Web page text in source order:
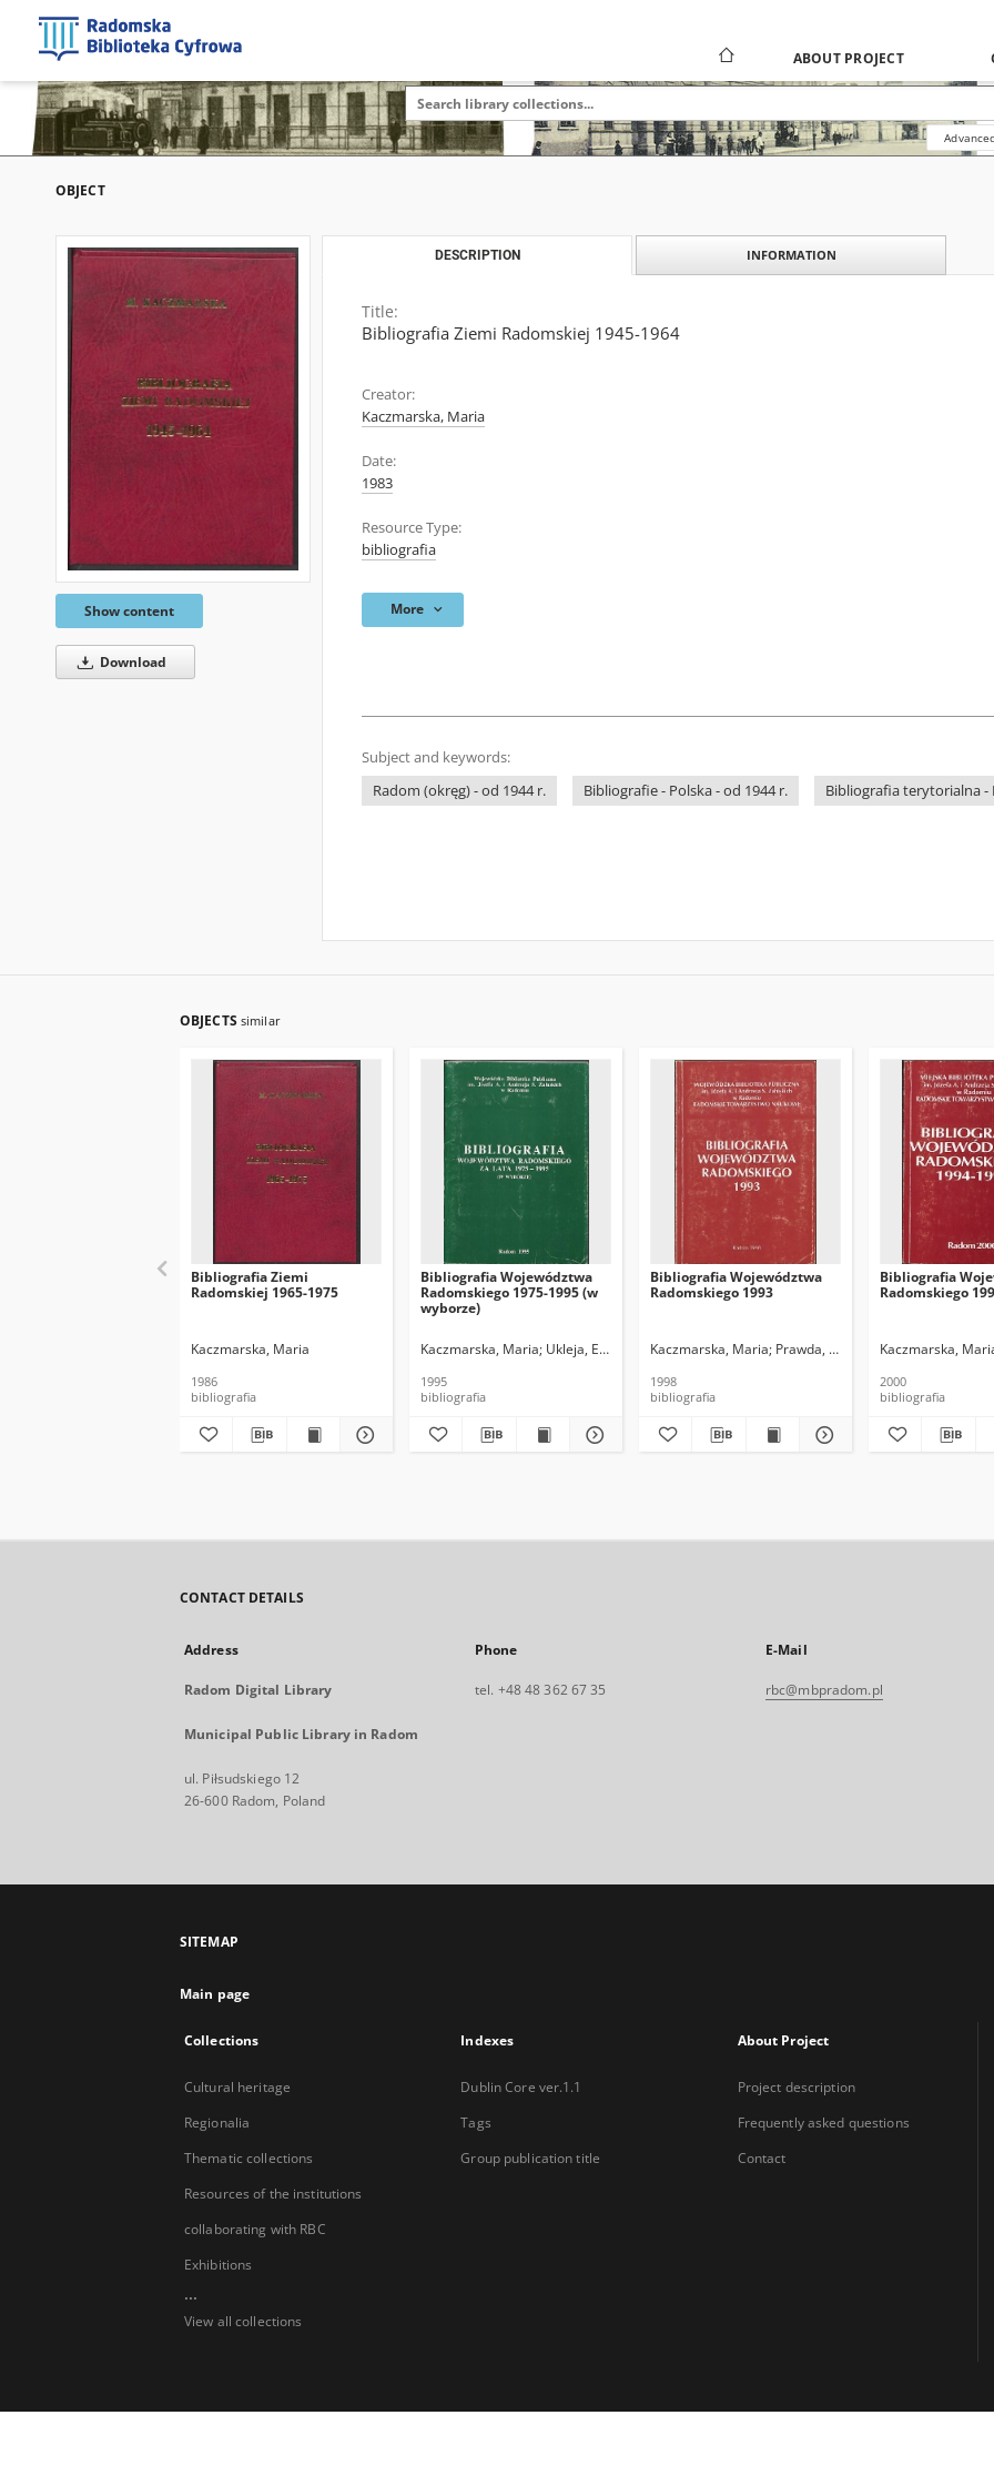
ABOUT PROJECT
OBJECT
Show content
Download
DESCRIPTION INFORMATION
Title:
Bibliografia Ziemi Radomskiej 1945-1964
Creator:
Kaczmarska, Maria
Date:
1983
Resource Type:
bibliografia
More
Subject and keywords:
Radom (okręg) - od 1944 r.
Bibliografie - Polska - od 1944 r. Bibliografia terytorialna -
OBJECTS similar
Bibliografia Ziemi
Radomskiej 1965-1975
Kaczmarska, Maria
1986
bibliografia
Bibliografia Województwa
Radomskiego 1975-1995 (w
wyborze)
Kaczmarska, Maria Ukleja, Ewa
1995
bibliografia
Bibliografia Województwa
Radomskiego 1993
Kaczmarska, Maria Prawda, Dorota Ukleja, Ewa
1998
bibliografia
Bibliografia
Radomskiego
Kaczmarska,
2000
bibliografia
CONTACT DETAILS
Address
Radom Digital Library
Municipal Public Library in Radom
ul. Piłsudskiego 12
26-600 Radom, Poland
Phone
tel. +48 48 362 67 35
E-Mail
rbc@mbpradom.pl
SITEMAP
Main page
Collections
Cultural heritage
Regionalia
Thematic collections
Resources of the institutions
collaborating with RBC
Exhibitions
...
View all collections
Indexes
Dublin Core ver.1.1
Tags
Group publication title
About Project
Project description
Frequently asked questions
Contact